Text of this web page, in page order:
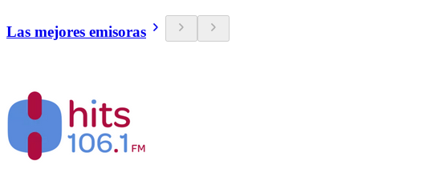
Las mejores emisoras